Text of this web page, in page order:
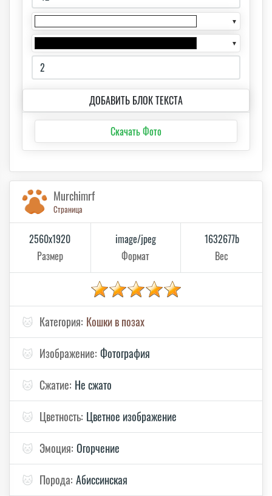
▼
▼
ДОБАВИТЬ БЛОК ТЕКСТА
Скачать Фото
Murchimrf
Страница
2560x1920
Размер
image/jpeg
Формат
1632677b
Вес
🐱 Категория: Кошки в позах
🐱 Изображение: Фотография
🐱 Сжатие: Не сжато
🐱 Цветность: Цветное изображение
🐱 Эмоция: Огорчение
🐱 Порода: Абиссинская